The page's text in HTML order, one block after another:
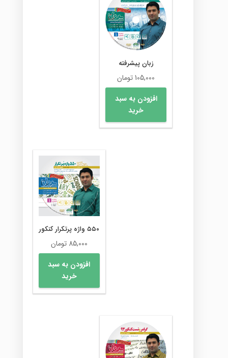
زبان پیشرفته
105,000تومان
افزودن به سبد
خرید
۵۵۰ واژه پرتکرار کنکور
85,000 تومان
افزودن به سبد
خرید